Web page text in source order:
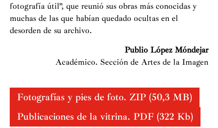
fotografía útil”, que reunió sus obras más conocidas y
muchas de las que habían quedado ocultas en el
desorden de su archivo.
Publio López Móndejar
Académico. Sección de Artes de la Imagen
Fotografías y pies de foto. ZIP (50,3 MB)
Publicaciones de la vitrina. PDF (322 Kb)